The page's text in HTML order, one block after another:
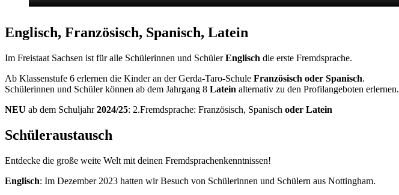
Englisch, Französisch, Spanisch, Latein
Im Frei­staat Sach­sen ist für alle Schü­le­rin­nen und Schü­lerEng­lisch die ers­te Fremdsprache.
Ab Klas­sen­stu­fe 6 erler­nen die Kin­der an der Ger­da-Taro-Schu­le Fran­zö­sisch oder Spa­nisch.
Schü­le­rin­nen und Schü­ler kön­nen ab dem Jahr­gang 8 Latein alter­na­tiv zu den Pro­fil­an­ge­bo­ten erlernen.
NEU ab dem Schul­jahr2024/25: 2.Fremdsprache: Fran­zö­sisch, Spa­nisch oder Latein
Schüleraustausch
Ent­de­cke die gro­ße wei­te Welt mit dei­nen Fremdsprachenkenntnissen!
Eng­lisch: Im Dezem­ber 2023 hat­ten wir Besuch von Schü­le­rin­nen und Schü­lern aus Nottingham.